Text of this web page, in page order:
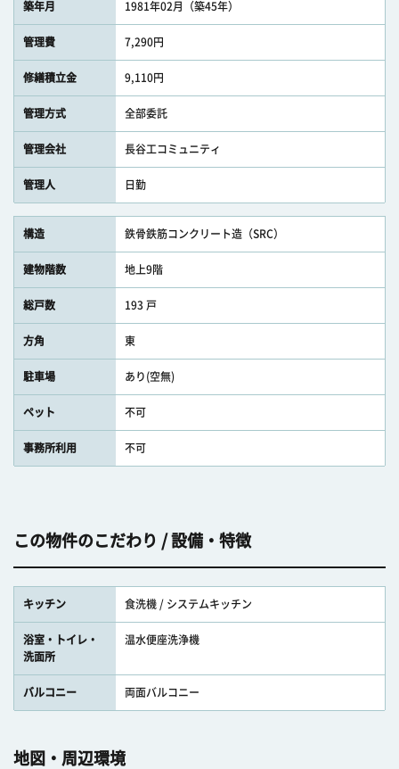
築年月 1981年02月（築45年）
管理費 7,290円
修繕積立金 9,110円
管理方式 全部委託
管理会社 長谷工コミュニティ
管理人 日勤
構造 鉄骨鉄筋コンクリート造（SRC）
建物階数 地上9階
総戸数 193 戸
方角 東
駐車場 あり(空無)
ペット 不可
事務所利用 不可
この物件のこだわり / 設備・特徴
キッチン 食洗機 / システムキッチン
浴室・トイレ・
洗面所
温水便座洗浄機
バルコニー 両面バルコニー
地図・周辺環境